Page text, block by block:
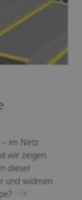
– im Netz
wir zeigen
dieser
und widmen